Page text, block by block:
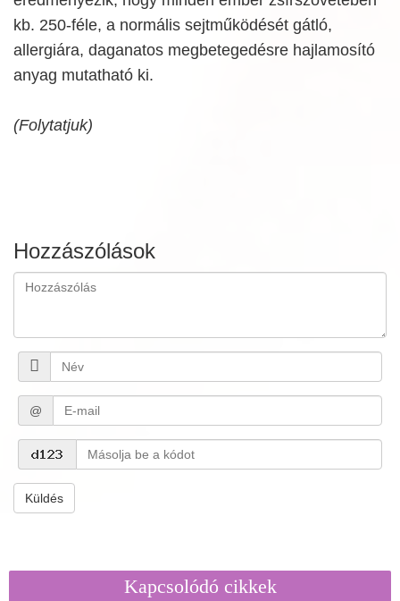
kb. 250-féle, a normális sejtműködését gátló,
allergiára, daganatos megbetegedésre hajlamosító
anyag mutatható ki.
(Folytatjuk)
Hozzászólások
@
Küldés
Kapcsolódó cikkek